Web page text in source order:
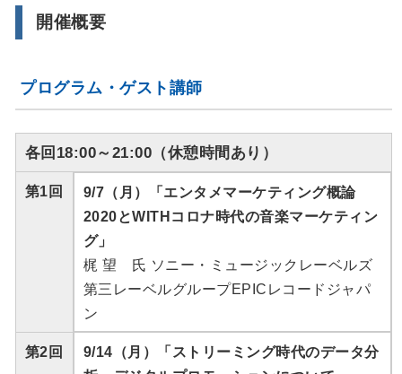
開催概要
プログラム・ゲスト講師
各回18:00～21:00（休憩時間あり）
第1回
9/7（月）「エンタメマーケティング概論
2020とWITHコロナ時代の音楽マーケティン
グ」
梶 望 氏 ソニー・ミュージックレーベルズ
第三レーベルグループEPICレコードジャパ
ン
第2回
9/14（月）「ストリーミング時代のデータ分